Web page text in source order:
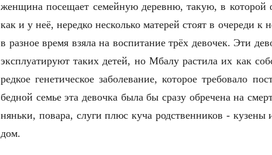
женщина посещает семейную деревню, такую, в которой
как и у неё, нередко несколько матерей стоят в очереди
в разное время взяла на воспитание трёх девочек. Эти
эксплуатируют таких детей, но Мбалу растила их как
редкое генетическое заболевание, которое требовало
бедной семье эта девочка была бы сразу обречена на
няньки, повара, слуги плюс куча родственников -
дом.